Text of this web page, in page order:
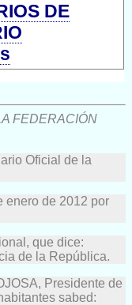
DE
FEDERACIÓN
Oficial de la
enero de 2012 por
que dice:
de la República.
Presidente de
sabed: